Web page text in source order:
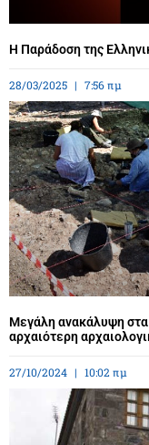
Η Παράδοση της
28/03/2025 7:56 πμ
Μεγάλη ανακάλυψη
αρχαιότερη
27/10/2024 10:02 πμ